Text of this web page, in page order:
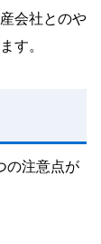
会社とのや
す。
の注意点が